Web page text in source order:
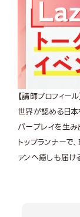
【講師プロフィール
世界が認める⽇
パープレイを⽣
トップランナーで
ァンへ癒しも届け